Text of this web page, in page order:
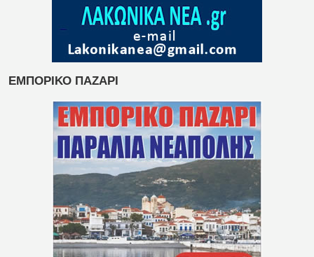
ΕΜΠΟΡΙΚΟ ΠΑΖΑΡΙ